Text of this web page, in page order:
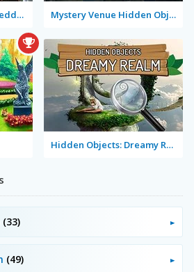
Mary Knots: Garden Wedding Mystery Venue Hidden Object
Hidden Objects: Dreamy Realm
(33)
(49)